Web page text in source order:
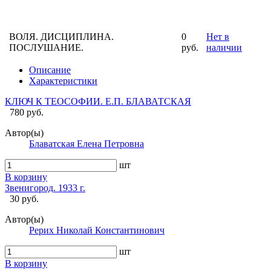
ВОЛЯ. ДИСЦИПЛИНА.
ПОСЛУШАНИЕ.
0
руб.
Нет в
наличии
Описание
Характеристики
КЛЮЧ К ТЕОСОФИИ. Е.П. БЛАВАТСКАЯ
780 руб.
Автор(ы)
Блаватская Елена Петровна
шт
В корзину
Звенигород. 1933 г.
30 руб.
Автор(ы)
Рерих Николай Константинович
шт
В корзину